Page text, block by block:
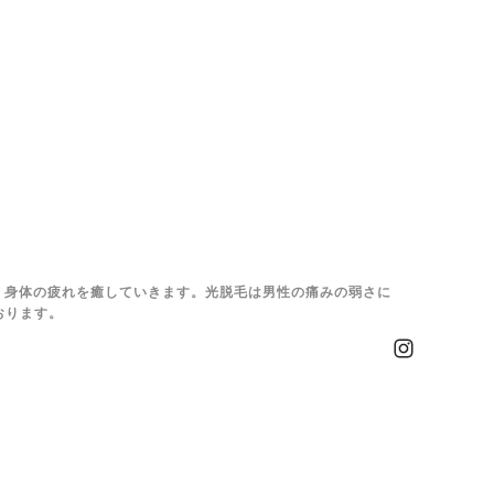
体の疲れを癒していきます。光脱毛は男性の痛みの弱さに
ます。